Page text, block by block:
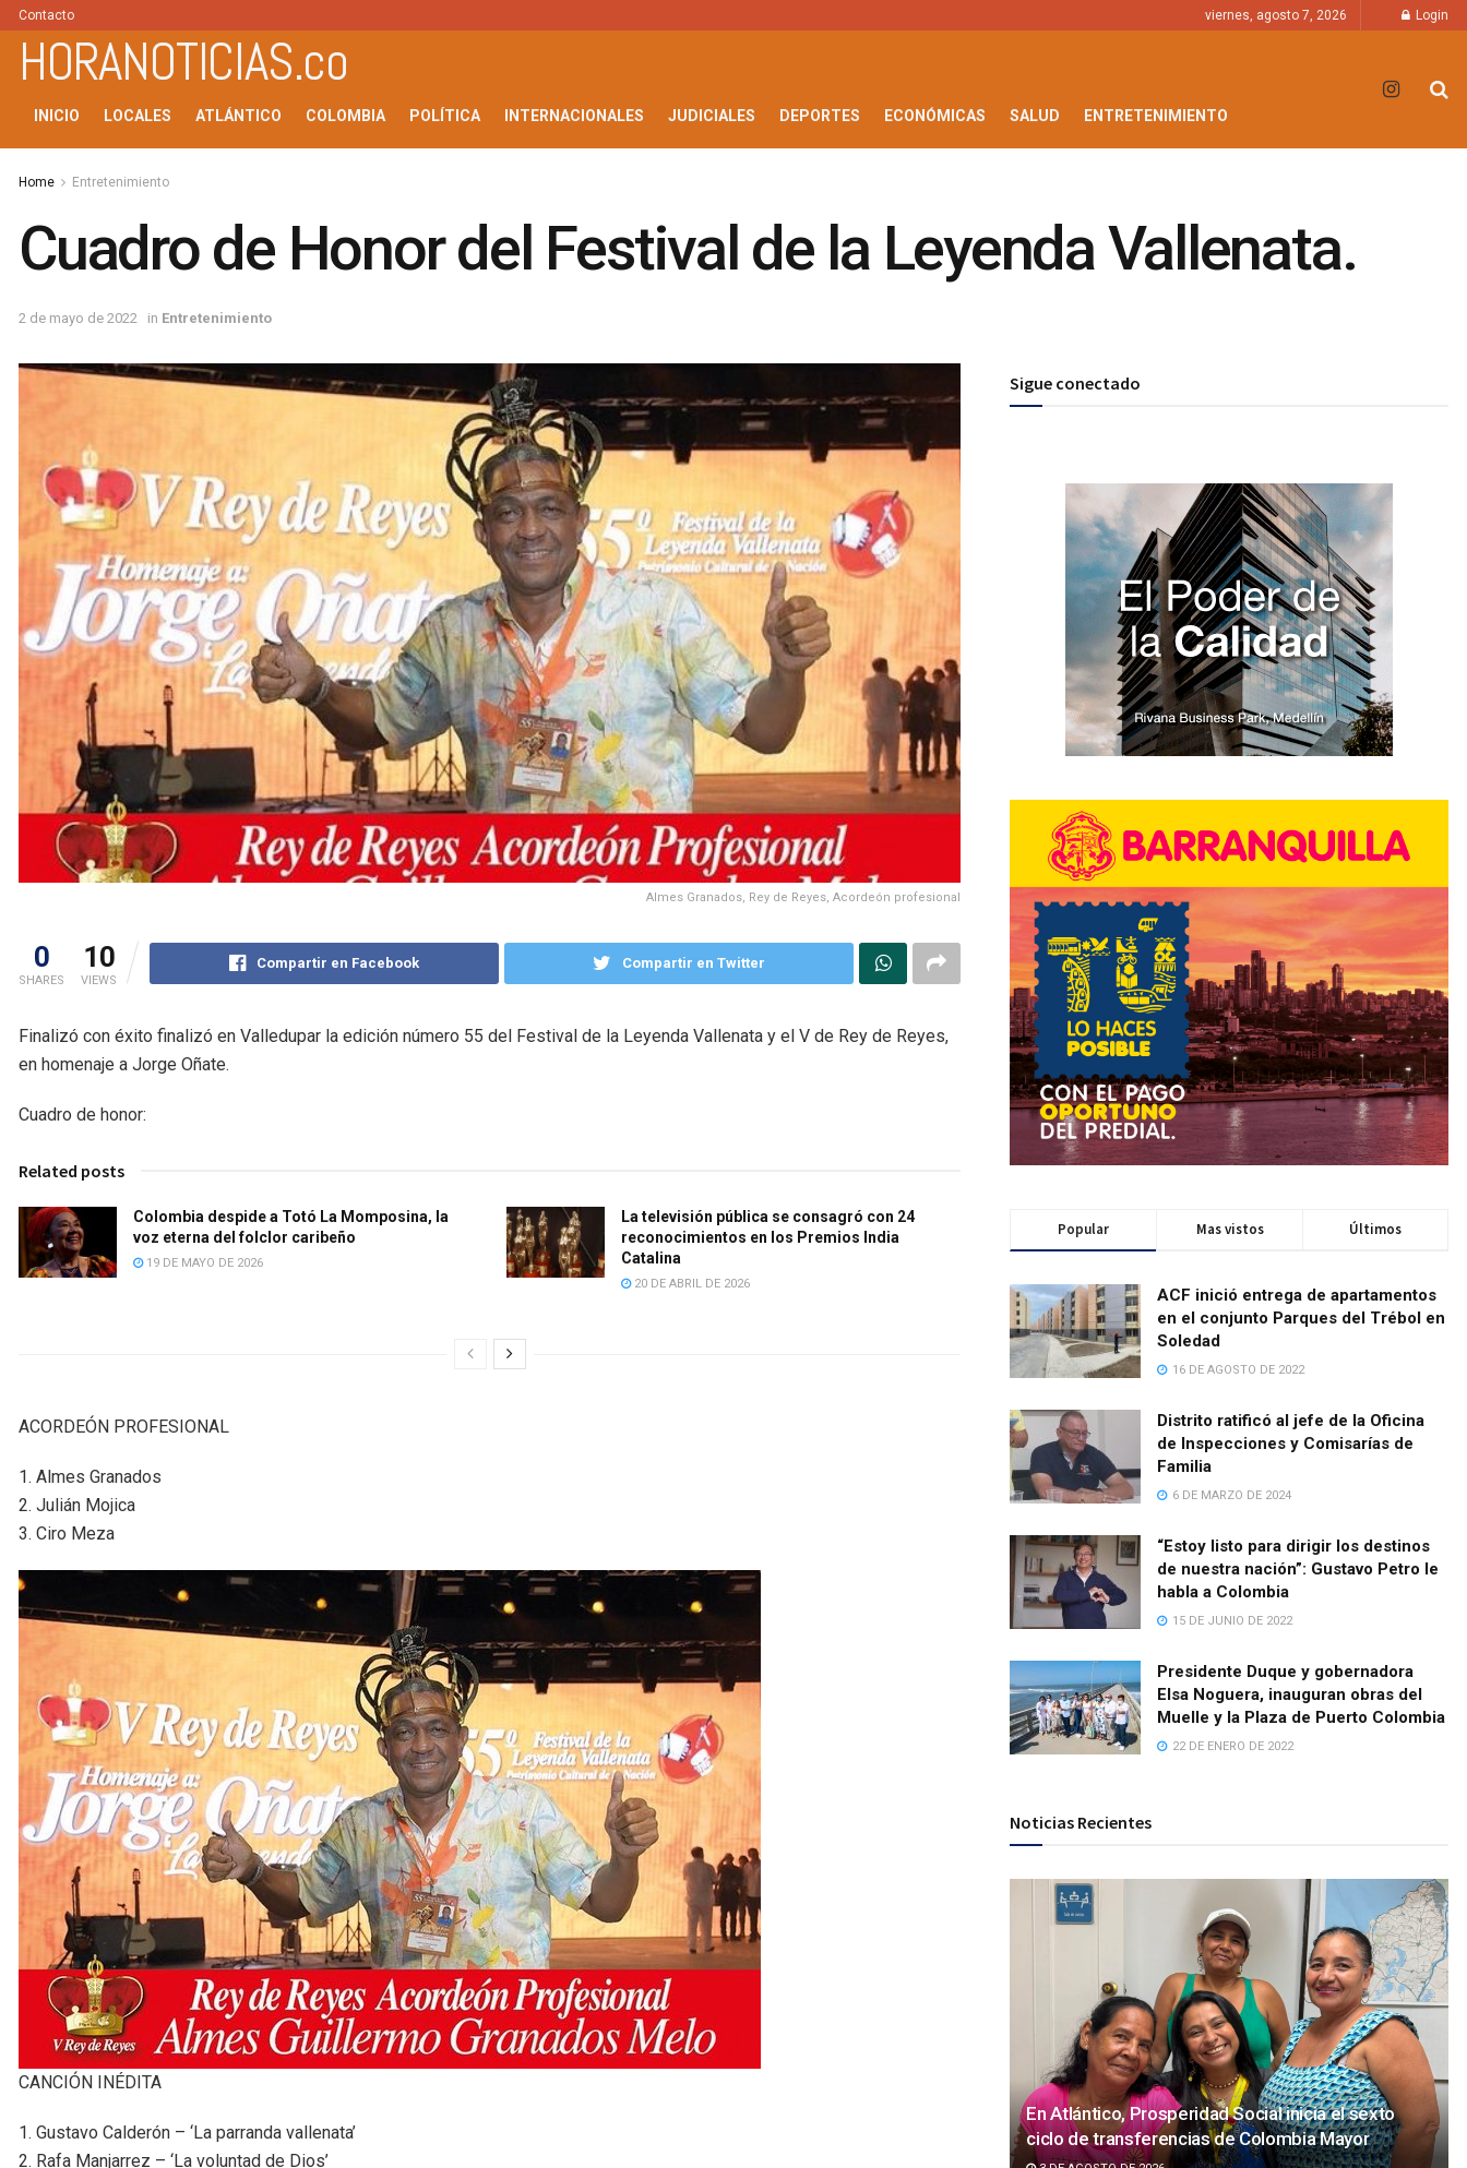
Contacto viernes, agosto 7, 2026 Login
HORANOTICIAS.co
INICIO LOCALES ATLÁNTICO COLOMBIA POLÍTICA INTERNACIONALES JUDICIALES DEPORTES ECONÓMICAS SALUD ENTRETENIMIENTO
Home Entretenimiento
Cuadro de Honor del Festival de la Leyenda Vallenata.
2 de mayo de 2022 in Entretenimiento
Almes Granados, Rey de Reyes, Acordeón profesional
0
SHARES
10
VIEWS
Compartir en Facebook Compartir en Twitter
Finalizó con éxito finalizó en Valledupar la edición número 55 del Festival de la Leyenda Vallenata y el V de Rey de Reyes,
en homenaje a Jorge Oñate.
Cuadro de honor:
Related posts
Colombia despide a Totó La Momposina, la
voz eterna del folclor caribeño
19 DE MAYO DE 2026
La televisión pública se consagró con 24
reconocimientos en los Premios India
Catalina
20 DE ABRIL DE 2026
ACORDEÓN PROFESIONAL
1. Almes Granados
2. Julián Mojica
3. Ciro Meza
CANCIÓN INÉDITA
1. Gustavo Calderón – ‘La parranda vallenata’
2. Rafa Manjarrez – ‘La voluntad de Dios’
Sigue conectado
Popular Mas vistos Últimos
ACF inició entrega de apartamentos
en el conjunto Parques del Trébol en
Soledad
16 DE AGOSTO DE 2022
Distrito ratificó al jefe de la Oficina
de Inspecciones y Comisarías de
Familia
6 DE MARZO DE 2024
“Estoy listo para dirigir los destinos
de nuestra nación”: Gustavo Petro le
habla a Colombia
15 DE JUNIO DE 2022
Presidente Duque y gobernadora
Elsa Noguera, inauguran obras del
Muelle y la Plaza de Puerto Colombia
22 DE ENERO DE 2022
Noticias Recientes
En Atlántico, Prosperidad Social inicia el sexto
ciclo de transferencias de Colombia Mayor